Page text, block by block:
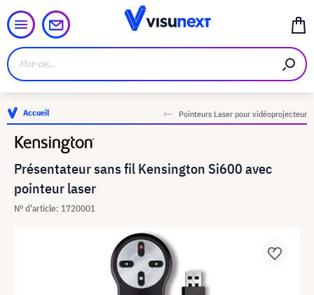
Accueil Pointeurs Laser pour vidéoprojecteur
Présentateur sans fil Kensington Si600 avec
pointeur laser
N° d'article: 1720001